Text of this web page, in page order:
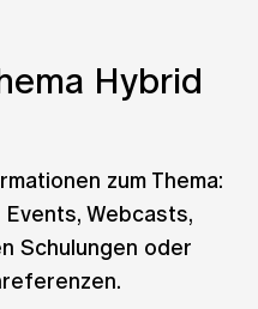
Hybrid
zum Thema:
Webcasts,
Schulungen oder